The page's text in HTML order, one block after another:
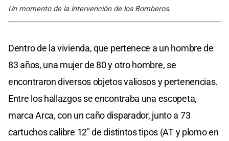
Un momento de la intervención de los Bomberos.
Dentro de la vivienda, que pertenece a un hombre de
83 años, una mujer de 80 y otro hombre, se
encontraron diversos objetos valiosos y pertenencias.
Entre los hallazgos se encontraba una escopeta,
marca Arca, con un caño disparador, junto a 73
cartuchos calibre 12" de distintos tipos (AT y plomo en